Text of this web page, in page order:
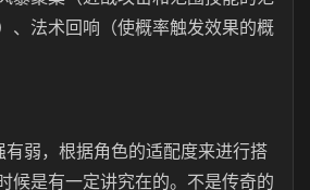
、法术回响（使概率触发效果的概
弱，根据角色的适配度来进行搭
候是有一定讲究在的。不是传奇的